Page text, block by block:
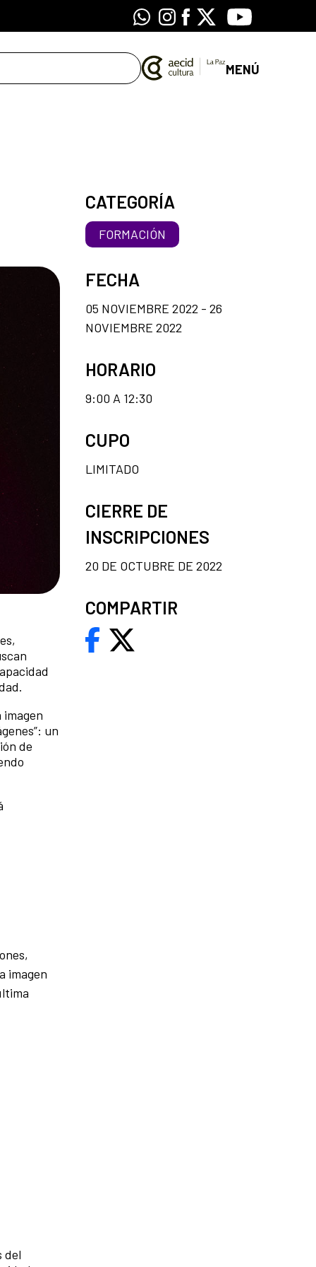
WhatsappInstagram
Facebook
X Youtube
MENÚ
un
de
imagen
del
CATEGORÍA
FORMACIÓN
FECHA
05 NOVIEMBRE 2022 - 26
NOVIEMBRE 2022
HORARIO
9:00 A 12:30
CUPO
LIMITADO
CIERRE DE
INSCRIPCIONES
20 DE OCTUBRE DE 2022
COMPARTIR